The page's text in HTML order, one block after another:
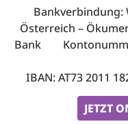
Bankverbindung:
Österreich –
Bank
IBAN: AT73 2011
JETZT